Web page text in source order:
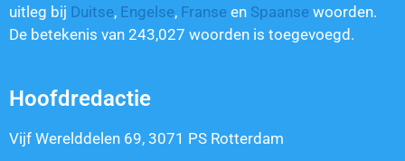
uitleg bij Duitse, Engelse, Franse en Spaanse woorden.
De betekenis van 243,027 woorden is toegevoegd.
Hoofdredactie
Vijf Werelddelen 69, 3071 PS Rotterdam